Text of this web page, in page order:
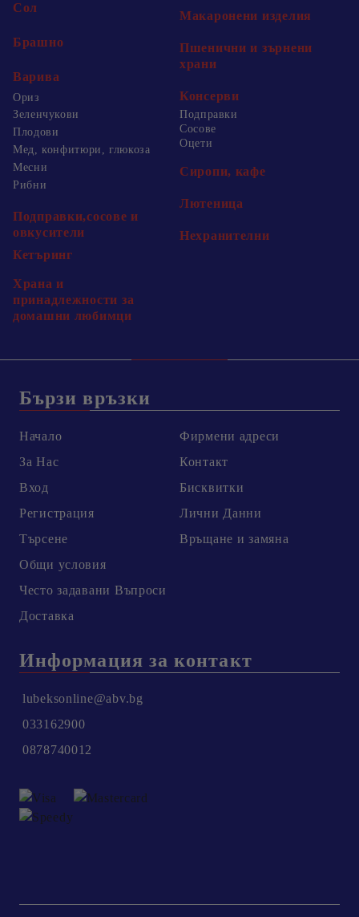
Сол
Брашно
Варива
Ориз
Макаронени изделия
Пшенични и зърнени
храни
Консерви
Зеленчукови
Плодови
Мед, конфитюри, глюкоза
Месни
Рибни
Подправки,сосове и
овкусители
Подправки
Сосове
Оцети
Сиропи, кафе
Лютеница
Нехранителни
Кетъринг
Храна и
принадлежности за
домашни любимци
Бързи връзки
Начало
За Нас
Вход
Регистрация
Търсене
Общи условия
Честo задавани Въпроси
Доставка
Фирмени адреси
Контакт
Бисквитки
Лични Данни
Връщане и замяна
Информация за контакт
lubeksonline@abv.bg
033162900
0878740012